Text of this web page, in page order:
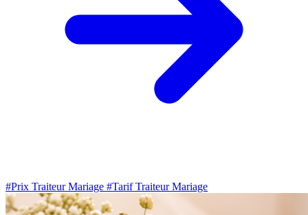
#Prix Traiteur Mariage #Tarif Traiteur Mariage